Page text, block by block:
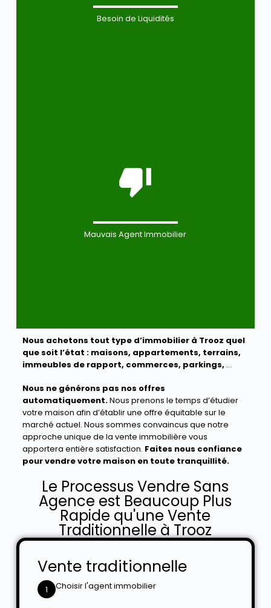
Besoin de Liquidités
Mauvais Agent Immobilier
Nous achetons tout type d’immobilier à Trooz quel
que soit l’état : maisons, appartements, terrains,
immeubles de rapport, commerces, parkings, …
Nous ne générons pas nos offres
automatiquement.Nous prenons le temps d’étudier
votre maison afin d’établir une offre équitable sur le
marché actuel. Nous sommes convaincus que notre
approche unique de la vente immobilière vous
apportera entière satisfaction. Faites nous confiance
pour vendre votre maison en toute tranquillité.
Le Processus Vendre Sans
Agence est Beaucoup Plus
Rapide qu'une Vente
Traditionnelle à Trooz
Vente traditionnelle
1 Choisir l'agent immobilier